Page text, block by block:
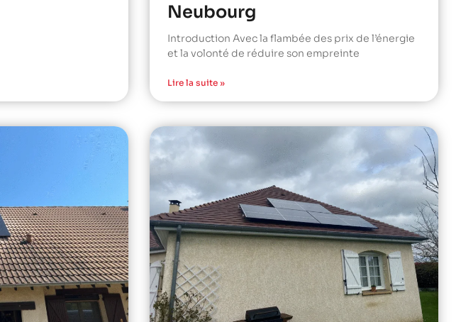
Neubourg
Introduction Avec la flambée des prix de l’énergie
et la volonté de réduire son empreinte
Lire la suite »